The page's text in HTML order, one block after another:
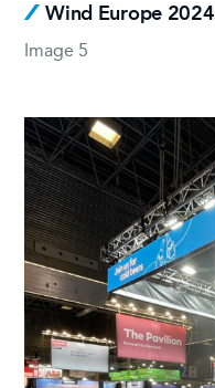
Wind Europe 2024
Image 5